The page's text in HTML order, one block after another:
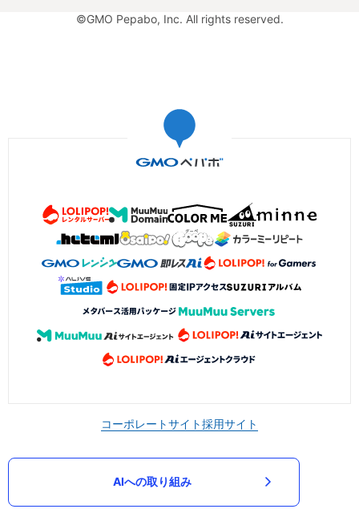
©GMO Pepabo, Inc. All rights reserved.
コーポレートサイト採用サイト
AIへの取り組み